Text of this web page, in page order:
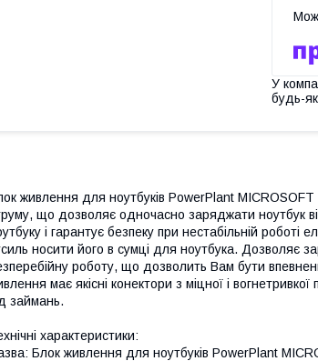
У
будь-
живлення для ноутбуків PowerPlant
що дозволяє одночасно заряджати ноутбук
і гарантує безпеку при нестабільній
носити його в сумці для ноутбука. Дозволяє
роботу, що дозволить Вам бути
має якісні конектори з міцної і
займань.
характеристики:
Блок живлення для ноутбуків PowerPlant